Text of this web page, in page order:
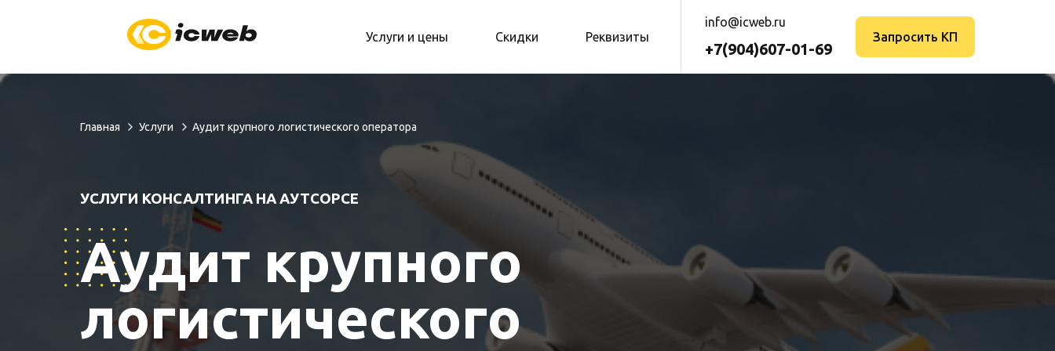
Услуги и цены Скидки Реквизиты
info@icweb.ru
+7(904)607-01-69
Запросить КП
Главная Услуги Аудит крупного логистического оператора
УСЛУГИ КОНСАЛТИНГА НА АУТСОРСЕ
Аудит крупного
логистического